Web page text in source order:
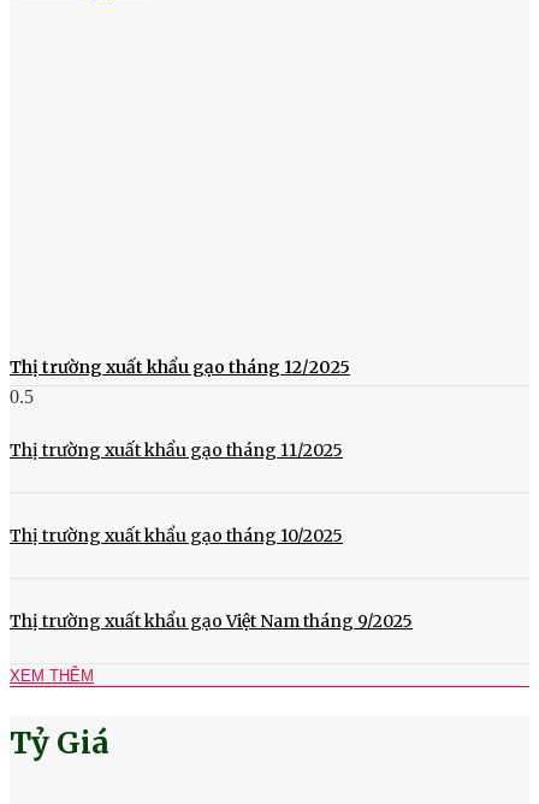
Thị trường xuất khẩu gạo tháng 12/2025
Thị trường xuất khẩu gạo tháng 11/2025
Thị trường xuất khẩu gạo tháng 10/2025
Thị trường xuất khẩu gạo Việt Nam tháng 9/2025
XEM THÊM
Tỷ Giá